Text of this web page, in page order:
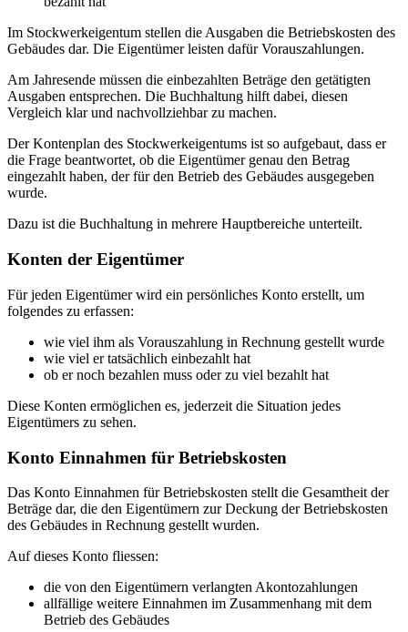
Im Stockwerkeigentum stellen die Ausgaben die Betriebskosten des
Gebäudes dar. Die Eigentümer leisten dafür Vorauszahlungen.
Am Jahresende müssen die einbezahlten Beträge den getätigten
Ausgaben entsprechen. Die Buchhaltung hilft dabei, diesen
Vergleich klar und nachvollziehbar zu machen.
Der Kontenplan des Stockwerkeigentums ist so aufgebaut, dass er
die Frage beantwortet, ob die Eigentümer genau den Betrag
eingezahlt haben, der für den Betrieb des Gebäudes ausgegeben
wurde.
Dazu ist die Buchhaltung in mehrere Hauptbereiche unterteilt.
Konten der Eigentümer
Für jeden Eigentümer wird ein persönliches Konto erstellt, um
folgendes zu erfassen:
wie viel ihm als Vorauszahlung in Rechnung gestellt wurde
wie viel er tatsächlich einbezahlt hat
ob er noch bezahlen muss oder zu viel bezahlt hat
Diese Konten ermöglichen es, jederzeit die Situation jedes
Eigentümers zu sehen.
Konto Einnahmen für Betriebskosten
Das Konto Einnahmen für Betriebskosten stellt die Gesamtheit der
Beträge dar, die den Eigentümern zur Deckung der Betriebskosten
des Gebäudes in Rechnung gestellt wurden.
Auf dieses Konto fliessen:
die von den Eigentümern verlangten Akontozahlungen
allfällige weitere Einnahmen im Zusammenhang mit dem
Betrieb des Gebäudes